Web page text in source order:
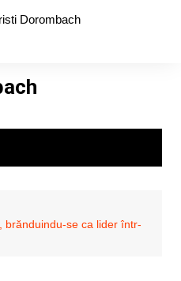
Dorombach
brănduindu-se ca lider într-